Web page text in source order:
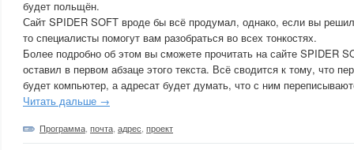
будет польщён.
Сайт SPIDER SOFT вроде бы всё продумал, однако, если вы
то специалисты помогут вам разобраться во всех тонкостях.
Более подробно об этом вы сможете прочитать на сайте SPIDER
оставил в первом абзаце этого текста. Всё сводится к тому, что
будет компьютер, а адресат будет думать, что с ним
Читать дальше →
Программа почта адрес проект